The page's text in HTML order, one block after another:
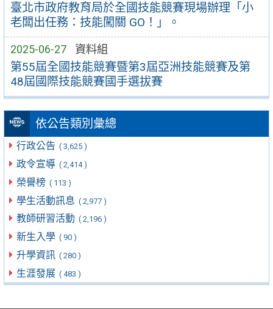
臺北市政府教育局於全國技能競賽現場辦理「小
老闆出任務：技能闖關 GO！」。
2025-06-27 資料組
第55屆全國技能競賽暨第3屆亞洲技能競賽及第
48屆國際技能競賽國手選拔賽
依公告類別彙總
行政公告 ( 3,625 )
政令宣導 ( 2,414 )
榮譽榜 ( 113 )
學生活動訊息 ( 2,977 )
教師研習活動 ( 2,196 )
新生入學 ( 90 )
升學資訊 ( 280 )
生涯發展 ( 483 )